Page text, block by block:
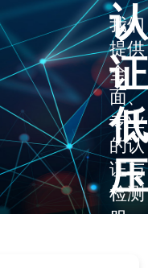
认
压
我们
提供
全
面、
专业
的认
证与
检测
服